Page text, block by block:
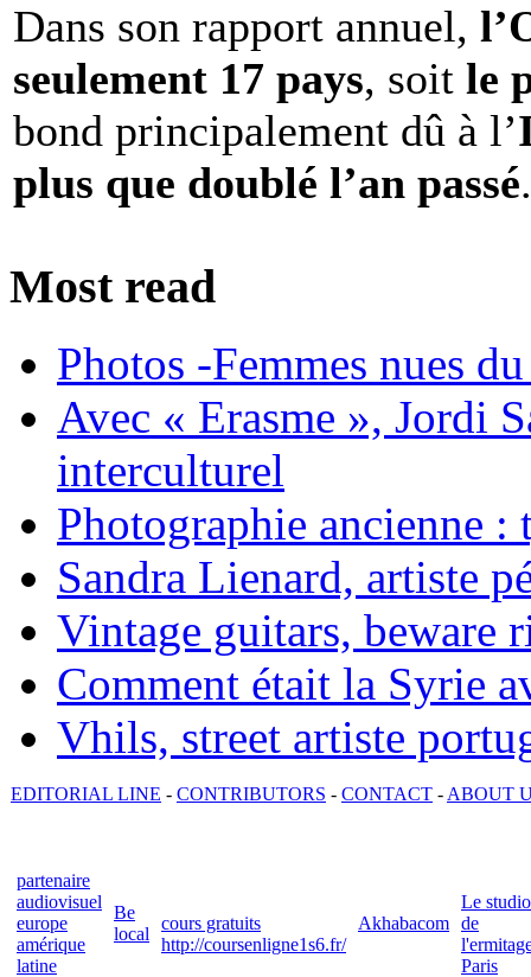
Dans son rapport annuel,
seulement 17 pays, soit le
bond principalement dû à l’
plus que doublé l’an passé.
Most read
Photos -Femmes nues
Avec « Erasme », Jordi
interculturel
Photographie ancienne :
Sandra Lienard, artiste
Vintage guitars, beware
Comment était la Syrie
Vhils, street artiste
EDITORIAL LINE - CONTRIBUTORS - CONTACT - ABOUT
partenaire
audiovisuel
europe
amérique
latine
Be
local
cours gratuits
http://coursenligne1s6.fr/
Akhabacom
Le studio
de
Paris